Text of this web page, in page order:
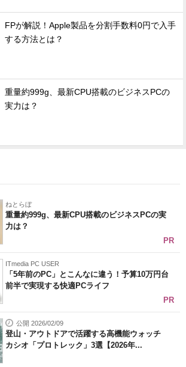
FPが解説！Apple製品を分割手数料0円で入手
する方法とは？
重量約999g、最新CPU搭載のビジネスPCの
実力は？
ねとらぼ
重量約999g、最新CPU搭載のビジネスPCの実
力は？
PR
ITmedia PC USER
「5年前のPC」とこんなに違う！予算10万円台
前半で実現する快適PCライフ
PR
公開 2026/02/09
登山・アウトドアで活躍する高機能ウォッチ
カシオ「プロトレック」3選【2026年...